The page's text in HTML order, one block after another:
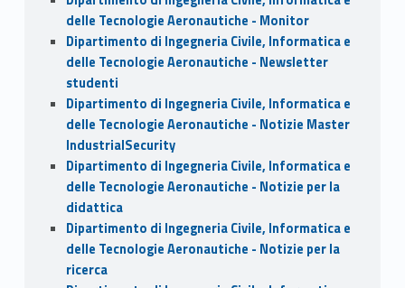
delle Tecnologie Aeronautiche - Monitor
Dipartimento di Ingegneria Civile, Informatica e
delle Tecnologie Aeronautiche - Newsletter
studenti
Dipartimento di Ingegneria Civile, Informatica e
delle Tecnologie Aeronautiche - Notizie Master
IndustrialSecurity
Dipartimento di Ingegneria Civile, Informatica e
delle Tecnologie Aeronautiche - Notizie per la
didattica
Dipartimento di Ingegneria Civile, Informatica e
delle Tecnologie Aeronautiche - Notizie per la
ricerca